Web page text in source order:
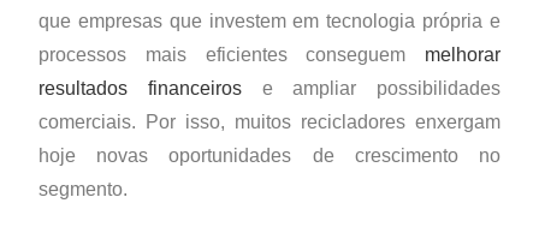
que empresas que investem em tecnologia própria e
processos mais eficientes conseguem melhorar
resultados financeirose ampliar possibilidades
comerciais. Por isso, muitos recicladores enxergam
hoje novas oportunidades de crescimento no
segmento.